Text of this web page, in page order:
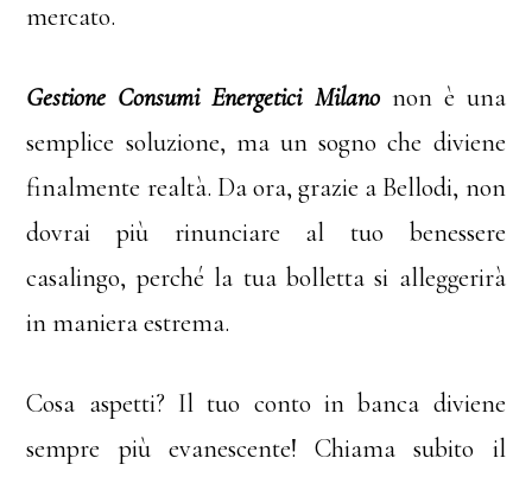
mercato.
Gestione Consumi Energetici Milanonon è una
semplice soluzione, ma un sogno che diviene
finalmente realtà. Da ora, grazie a Bellodi, non
dovrai più rinunciare al tuo benessere
casalingo, perché la tua bolletta si alleggerirà
in maniera estrema.
Cosa aspetti? Il tuo conto in banca diviene
sempre più evanescente! Chiama subito il